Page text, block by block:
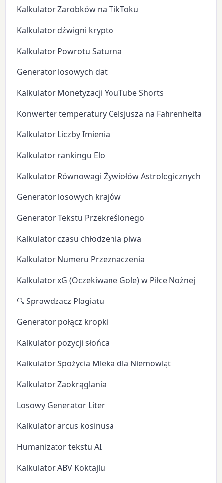
Kalkulator Zarobków na TikToku
Kalkulator dźwigni krypto
Kalkulator Powrotu Saturna
Generator losowych dat
Kalkulator Monetyzacji YouTube Shorts
Konwerter temperatury Celsjusza na Fahrenheita
Kalkulator Liczby Imienia
Kalkulator rankingu Elo
Kalkulator Równowagi Żywiołów Astrologicznych
Generator losowych krajów
Generator Tekstu Przekreślonego
Kalkulator czasu chłodzenia piwa
Kalkulator Numeru Przeznaczenia
Kalkulator xG (Oczekiwane Gole) w Piłce Nożnej
🔍 Sprawdzacz Plagiatu
Generator połącz kropki
Kalkulator pozycji słońca
Kalkulator Spożycia Mleka dla Niemowląt
Kalkulator Zaokrąglania
Losowy Generator Liter
Kalkulator arcus kosinusa
Humanizator tekstu AI
Kalkulator ABV Koktajlu